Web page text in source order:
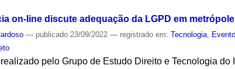
on-line discute adequação da LGPD em
— publicado 23/09/2022— registrado em:Tecnologia,
pelo Grupo de Estudo Direito e Tecnologia